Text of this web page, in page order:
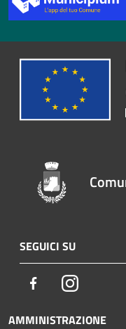
SEGUICI SU
FacebookInstagram
AMMINISTRAZIONE